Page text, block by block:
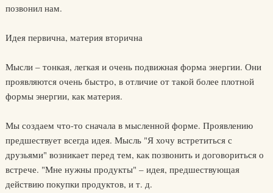
позвонил нам.
Идея первична, материя вторична
Мысли – тонкая, легкая и очень подвижная форма энергии. Они
проявляются очень быстро, в отличие от такой более плотной
формы энергии, как материя.
Мы создаем что-то сначала в мысленной форме. Проявлению
предшествует всегда идея. Мысль "Я хочу встретиться с
друзьями" возникает перед тем, как позвонить и договориться о
встрече. "Мне нужны продукты" – идея, предшествующая
действию покупки продуктов, и т. д.